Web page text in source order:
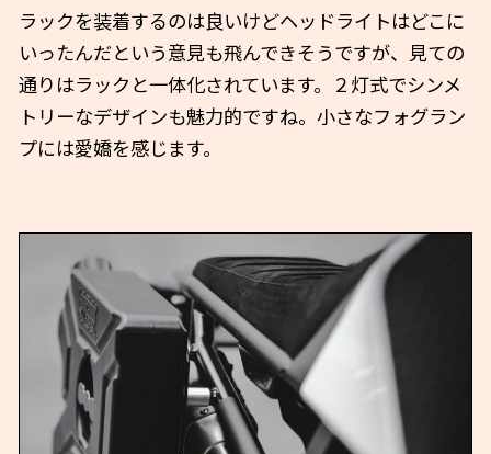
ラックを装着するのは良いけどヘッドライトはどこに
いったんだという意見も飛んできそうですが、見ての
通りはラックと一体化されています。２灯式でシンメ
トリーなデザインも魅力的ですね。小さなフォグラン
プには愛嬌を感じます。